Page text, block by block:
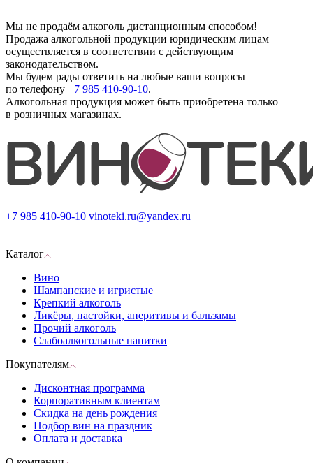
Мы не продаём алкоголь дистанционным способом!
Продажа алкогольной продукции юридическим лицам
осуществляется в соответствии с действующим
законодательством.
Мы будем рады ответить на любые ваши вопросы
по телефону +7 985 410-90-10.
Алкогольная продукция может быть приобретена только
в розничных магазинах.
+7 985 410-90-10 vinoteki.ru@yandex.ru
Каталог
Вино
Шампанские и игристые
Крепкий алкоголь
Ликёры, настойки, аперитивы и бальзамы
Прочий алкоголь
Слабоалкогольные напитки
Покупателям
Дисконтная программа
Корпоративным клиентам
Скидка на день рождения
Подбор вин на праздник
Оплата и доставка